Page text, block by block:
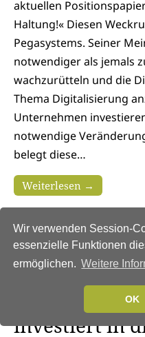
Wir verwenden Session-
essenzielle Funktionen
ermöglichen. Weitere
OK
aktuellen
Haltung!« Diesen
Pegasystems. Seiner
notwendiger als jemals
wachzurütteln und die
Thema Digitalisierung
Unternehmen
notwendige
belegt diese…
Weiterlesen →
NEWS | TRENDS 2020
WIRTSCHAFT|
Nur jedes
investiert in